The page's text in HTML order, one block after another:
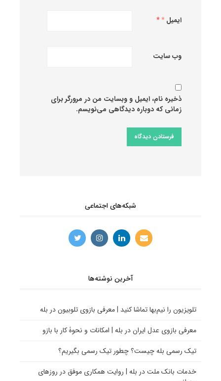
ایمیل*
وب‌ سایت
ذخیره نام، ایمیل و وبسایت من در مرورگر برای
زمانی که دوباره دیدگاهی می‌نویسم.
شبکه‌های اجتماعی
آخرین نوشته‌ها
تلویزیون را نیم‌بها تماشا کنید | معرفی بازوی تلوبیون در بله
معرفی بازوی عدل ایران در بله | امکانات و نحوۀ کار با بازو
تیک رسمی بله چیست؟ چطور تیک رسمی بگیریم؟
خدمات بانک ملت در بله | روایت همکاری موفق در روزهای